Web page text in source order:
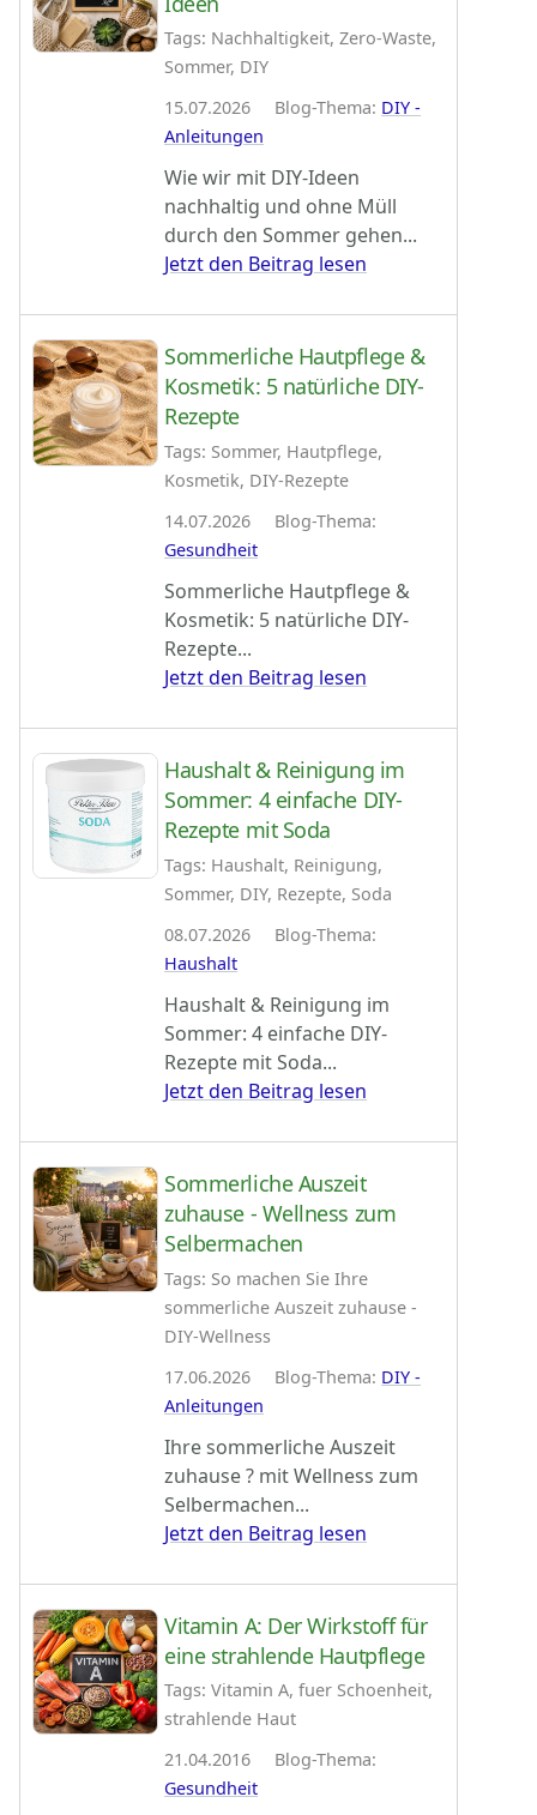
Tags: Nachhaltigkeit, Zero-Waste,
Sommer, DIY
15.07.2026 Blog-Thema: DIY -
Anleitungen
Wie wir mit DIY-Ideen
nachhaltig und ohne Müll
durch den Sommer gehen...
Jetzt den Beitrag lesen
Sommerliche Hautpflege &
Kosmetik: 5 natürliche DIY-
Rezepte
Tags: Sommer, Hautpflege,
Kosmetik, DIY-Rezepte
14.07.2026 Blog-Thema:
Gesundheit
Sommerliche Hautpflege &
Kosmetik: 5 natürliche DIY-
Rezepte...
Jetzt den Beitrag lesen
Haushalt & Reinigung im
Sommer: 4 einfache DIY-
Rezepte mit Soda
Tags: Haushalt, Reinigung,
Sommer, DIY, Rezepte, Soda
08.07.2026 Blog-Thema:
Haushalt
Haushalt & Reinigung im
Sommer: 4 einfache DIY-
Rezepte mit Soda...
Jetzt den Beitrag lesen
Sommerliche Auszeit
zuhause - Wellness zum
Selbermachen
Tags: So machen Sie Ihre
sommerliche Auszeit zuhause -
DIY-Wellness
17.06.2026 Blog-Thema: DIY -
Anleitungen
Ihre sommerliche Auszeit
zuhause ? mit Wellness zum
Selbermachen...
Jetzt den Beitrag lesen
Vitamin A: Der Wirkstoff für
eine strahlende Hautpflege
Tags: Vitamin A, fuer Schoenheit,
strahlende Haut
21.04.2016 Blog-Thema:
Gesundheit